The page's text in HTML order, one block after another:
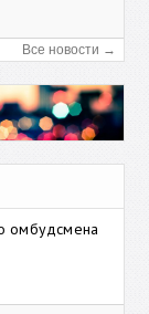
Все новости →
омбудсмена